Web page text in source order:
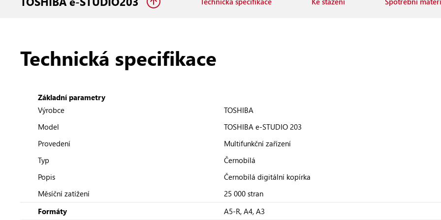
Technická specifikace
Základní parametry
Výrobce
TOSHIBA
Model
TOSHIBA e-STUDIO 203
Provedení
Multifunkční zařízení
Typ
Černobílá
Popis
Černobílá digitální kopírka
Měsíční zatížení
25 000 stran
Formáty
A5-R, A4, A3